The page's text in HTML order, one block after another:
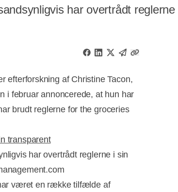
har overtrådt
efterforskning af Christine Tacon,
i februar annoncerede, at hun har
brudt reglerne for the groceries
transparent
har overtrådt reglerne i sin
været en række tilfælde af